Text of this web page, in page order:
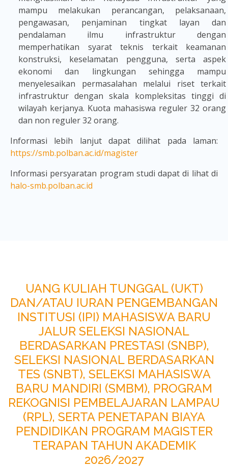
mampu melakukan perancangan, pelaksanaan,
pengawasan, penjaminan tingkat layan dan
pendalaman ilmu infrastruktur dengan
memperhatikan syarat teknis terkait keamanan
konstruksi, keselamatan pengguna, serta aspek
ekonomi dan lingkungan sehingga mampu
menyelesaikan permasalahan melalui riset terkait
infrastruktur dengan skala kompleksitas tinggi di
wilayah kerjanya. Kuota mahasiswa reguler 32 orang
dan non reguler 32 orang.
Informasi lebih lanjut dapat dilihat pada laman:
https://smb.polban.ac.id/magister
Informasi persyaratan program studi dapat di lihat di
halo-smb.polban.ac.id
UANG KULIAH TUNGGAL (UKT)
DAN/ATAU IURAN PENGEMBANGAN
INSTITUSI (IPI) MAHASISWA BARU
JALUR SELEKSI NASIONAL
BERDASARKAN PRESTASI (SNBP),
SELEKSI NASIONAL BERDASARKAN
TES (SNBT), SELEKSI MAHASISWA
BARU MANDIRI (SMBM), PROGRAM
REKOGNISI PEMBELAJARAN LAMPAU
(RPL), SERTA PENETAPAN BIAYA
PENDIDIKAN PROGRAM MAGISTER
TERAPAN TAHUN AKADEMIK
2026/2027